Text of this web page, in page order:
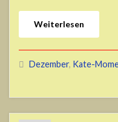
Weiterlesen
Dezember, Kate-